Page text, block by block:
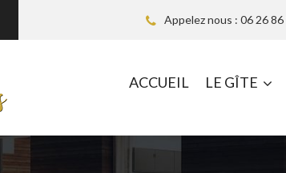
Appelez nous : 06 26 86
ACCUEIL LE GÎTE